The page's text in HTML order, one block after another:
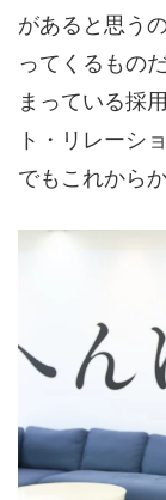
があると思う
ってくるもの
まっている採
ト・リレーシ
でもこれから